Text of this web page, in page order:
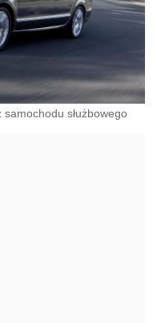
służbowego